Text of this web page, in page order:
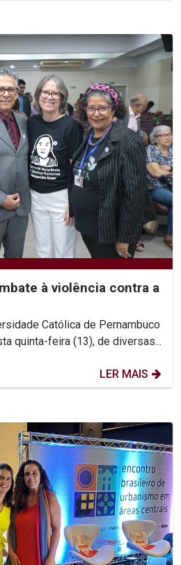
à violência contra a
Católica de Pernambuco
quinta-feira (13), de diversas...
LER MAIS